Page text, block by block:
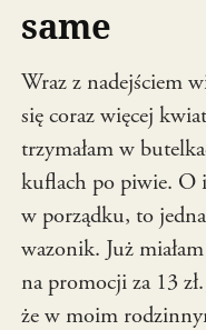
same
Wraz z nadejściem
się coraz więcej
trzymałam w
kuflach po piwie. O
w porządku, to
wazonik. Już
na promocji za 13
że w moim